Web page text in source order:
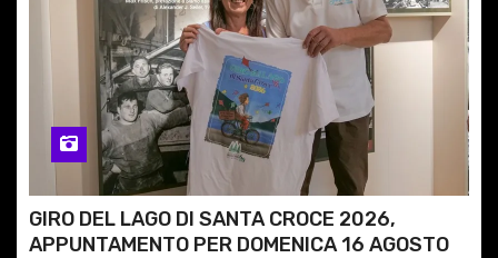
GIRO DEL LAGO DI SANTA CROCE 2026,
APPUNTAMENTO PER DOMENICA 16 AGOSTO